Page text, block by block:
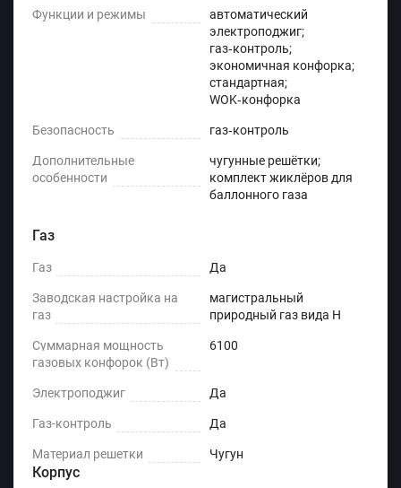
Функции и режимы
автоматический
электроподжиг;
газ‑контроль;
экономичная конфорка;
стандартная;
WOK‑конфорка
Безопасность газ‑контроль
Дополнительные
особенности
чугунные решётки;
комплект жиклёров для
баллонного газа
Газ
Газ Да
Заводская настройка на
газ
магистральный
природный газ вида Н
Суммарная мощность
газовых конфорок (Вт)
6100
Электроподжиг Да
Газ-контроль Да
Материал решетки Чугун
Корпус